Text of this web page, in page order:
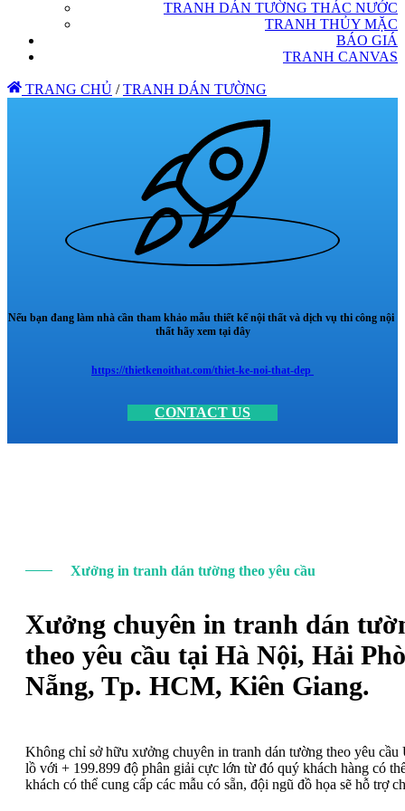
TRANH DÁN TƯỜNG THÁC NƯỚC
TRANH THỦY MẶC
BÁO GIÁ
TRANH CANVAS
TRANG CHỦ / TRANH DÁN TƯỜNG
Nếu bạn đang làm nhà cần tham khảo mẫu thiết kế nội thất và dịch vụ thi công nội
thất hãy xem tại đây
https://thietkenoithat.com/thiet-ke-noi-that-dep
CONTACT US
Xưởng in tranh dán tường theo yêu cầu
Xưởng chuyên in tranh dán
theo yêu cầu tại Hà Nội, Hải
Nẵng, Tp. HCM, Kiên Giang.
Không chỉ sở hữu xưởng chuyên in tranh dán tường theo yêu
lồ với + 199.899 độ phân giải cực lớn từ đó quý khách hàng có
khách có thể cung cấp các mẫu có sẵn, đội ngũ đồ họa sẽ hỗ trợ